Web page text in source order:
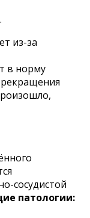
из-за
в норму
сосудистой
патологии: